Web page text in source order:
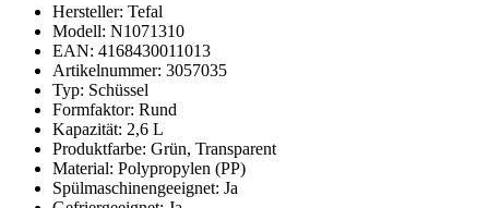
Hersteller: Tefal
Modell: N1071310
EAN: 4168430011013
Artikelnummer: 3057035
Typ: Schüssel
Formfaktor: Rund
Kapazität: 2,6 L
Produktfarbe: Grün, Transparent
Material: Polypropylen (PP)
Spülmaschinengeeignet: Ja